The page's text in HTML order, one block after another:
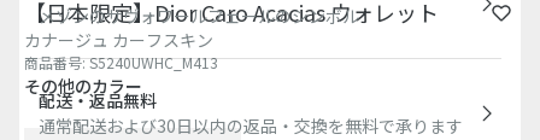
【日本限定】Dior Caro Acacias ウォレット
カナージュ カーフスキン
商品番号:S5240UWHC_M413
その他のカラー
メゾンのサヴォワールフェールのシンボル
配送・返品無料
通常配送および30日以内の返品・交換を無料で承ります